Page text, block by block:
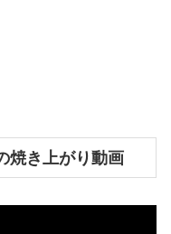
焼き上がり動画